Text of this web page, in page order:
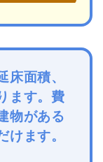
床面積、
ます。費
物がある
けます。